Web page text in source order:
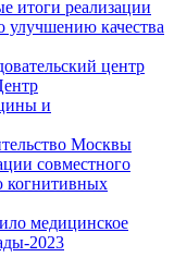
итоги реализации
улучшению качества
центр
и
Москвы
совместного
когнитивных
медицинское
2023